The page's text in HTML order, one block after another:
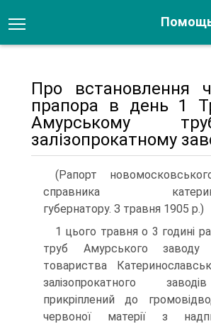
Про встановлення
прапора в день 1
Амурському
залізопрокатному
(Рапорт
справника
губернатору. З травня 1905 р.)
1 цього травня о 3 годині
труб Амурського заводу
товариства
залізопрокат­ного
прикріплений до
червоної матерії з